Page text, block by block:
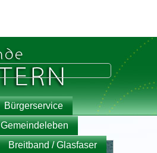
Bürgerservice
Gemeindeleben
Breitband / Glasfaser